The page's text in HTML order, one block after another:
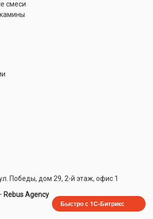
смеси
Победы, дом 29, 2-й этаж, офис 1
Rebus Agency
Быстро с 1С-Битрикс